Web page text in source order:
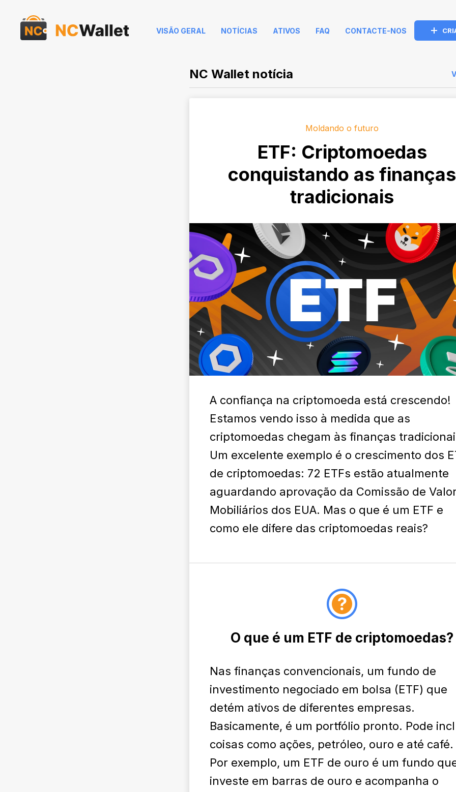
VISÃO GERAL NOTÍCIAS ATIVOS FAQ CONTACTE-NOS
NC Wallet notícia
Moldando o futuro
ETF: Criptomoedas
conquistando as finanças
tradicionais
A confiança na criptomoeda está crescendo!
Estamos vendo isso à medida que as
criptomoedas chegam às finanças
Um excelente exemplo é o crescimento dos
de criptomoedas: 72 ETFs estão atualmente
aguardando aprovação da Comissão de
Mobiliários dos EUA. Mas o que é um ETF e
como ele difere das criptomoedas reais?
O que é um ETF de criptomoedas?
Nas finanças convencionais, um fundo de
investimento negociado em bolsa (ETF) que
detém ativos de diferentes empresas.
Basicamente, é um portfólio pronto. Pode
coisas como ações, petróleo, ouro e até café.
Por exemplo, um ETF de ouro é um fundo
investe em barras de ouro e acompanha o